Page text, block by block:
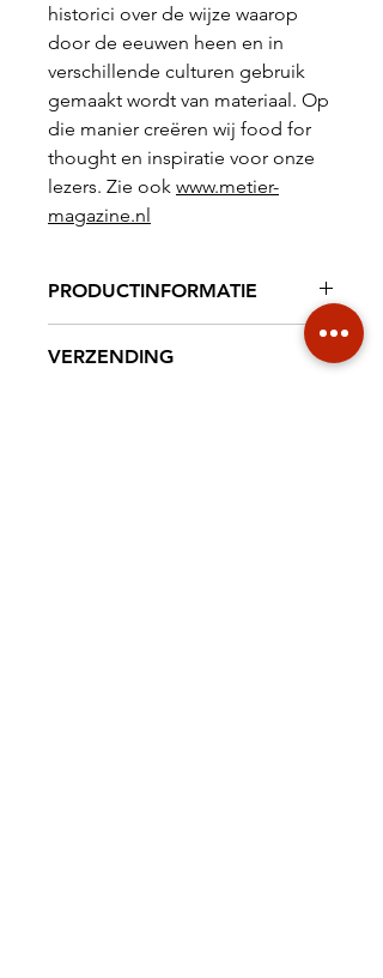
historici over de wijze waarop
door de eeuwen heen en in
verschillende culturen gebruik
gemaakt wordt van materiaal. Op
die manier creëren wij food for
thought en inspiratie voor onze
lezers. Zie ook www.metier-
magazine.nl
PRODUCTINFORMATIE
Tijdschrift 82 pag. 210 x 297 mm,
full colour
VERZENDING